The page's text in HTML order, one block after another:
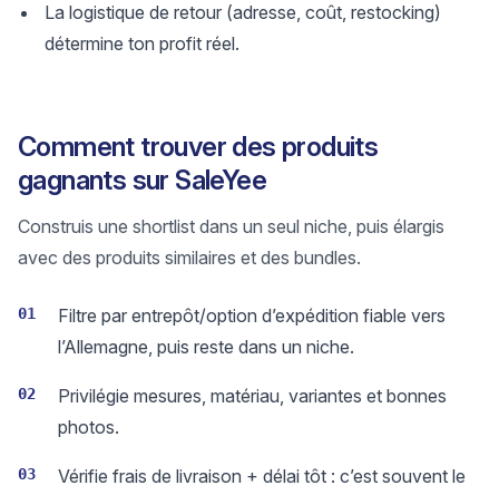
La logistique de retour (adresse, coût, restocking)
détermine ton profit réel.
Comment trouver des produits
gagnants sur SaleYee
Construis une shortlist dans un seul niche, puis élargis
avec des produits similaires et des bundles.
01
Filtre par entrepôt/option d’expédition fiable vers
l’Allemagne, puis reste dans un niche.
02
Privilégie mesures, matériau, variantes et bonnes
photos.
03
Vérifie frais de livraison + délai tôt : c’est souvent le